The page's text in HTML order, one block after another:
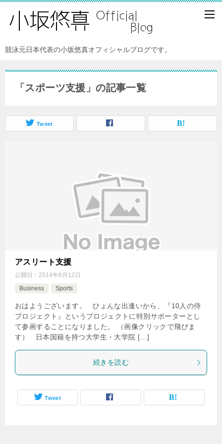
競泳元日本代表の小坂悠真オフィシャルブログです。
「スポーツ支援」の記事一覧
Tweet
アスリート支援
公開日： 2014年6月12日
Business
Sports
おはようございます。 ひょんな出逢いから、『10人の侍
プロジェクト』というプロジェクトに特別サポーターとし
て参画することになりました。 （画像クリックで飛びま
す） 日本国籍を持つ大学生・大学院 […]
続きを読む
Tweet